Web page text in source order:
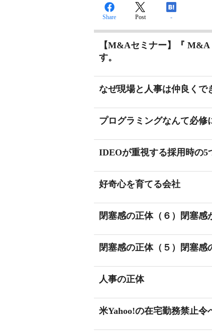
Share Post -
【M&Aセミナー】『
す。
なぜ現場と人事は仲良くで
プログラミングなんて必修
IDEOが重視する採用時の5
好奇心を育てる会社
閉塞感の正体（６）閉塞感
閉塞感の正体（５）閉塞感
人事の正体
米Yahoo!の在宅勤務禁止令